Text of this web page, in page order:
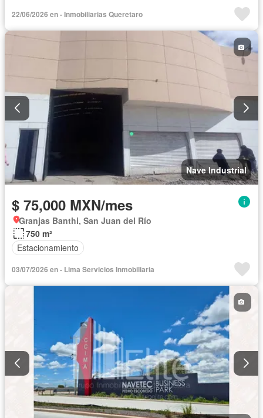
22/06/2026 en - Inmobiliarias Queretaro
Nave Industrial
$ 75,000 MXN/mes
Granjas Banthi, San Juan del Río
750 m²
Estacionamiento
03/07/2026 en - Lima Servicios Inmobiliaria